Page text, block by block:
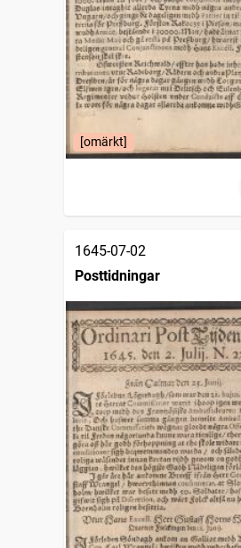
[omärkt]
1645-07-02
Posttidningar